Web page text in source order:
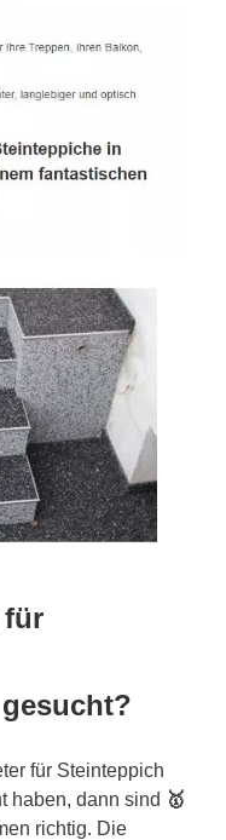
für Steinteppich
haben, dann sind 🥇
richtig. Die